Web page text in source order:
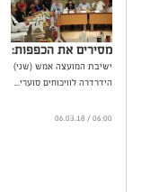
מסירים את הכפפות:
ישיבת המועצה אמש (שני)
הידרדרה לוויכוחים סוערי...
06:00 / 06.03.18